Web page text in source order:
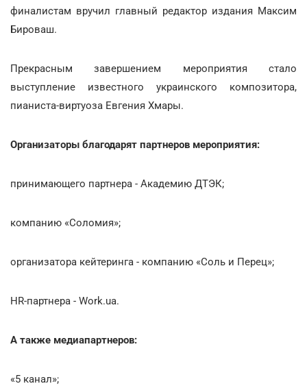
финалистам вручил главный редактор издания Максим
Бироваш.
Прекрасным завершением мероприятия стало
выступление известного украинского композитора,
пианиста-виртуоза Евгения Хмары.
Организаторы благодарят партнеров мероприятия:
принимающего партнера - Академию ДТЭК;
компанию «Соломия»;
организатора кейтеринга - компанию «Соль и Перец»;
HR-партнера - Work.ua.
А также медиапартнеров:
«5 канал»;